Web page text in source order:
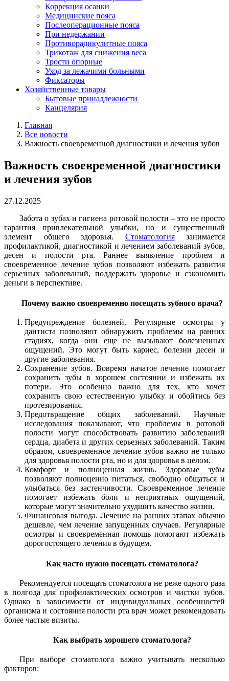
Коррекция осанки
Медицинские пояса
Послеоперационные пояса
При недержании
Противорадикулитные пояса
Трикотаж для снижения веса
Трости опорные
Уход за лежачими больными
Фиксаторы
Хозяйственные товары
Бытовые принадлежности
Канцелярия
Главная
Все новости
Важность своевременной диагностики и лечения зубов
Важность своевременной диагностики
и лечения зубов
27.12.2025
Забота о зубах и гигиена ротовой полости – это не просто
гарантия привлекательной улыбки, но и существенный
элемент общего здоровья. Стоматологиязанимается
профилактикой, диагностикой и лечением заболеваний зубов,
десен и полости рта. Раннее выявление проблем и
своевременное лечение зубов позволяют избежать развития
серьезных заболеваний, поддержать здоровье и сэкономить
деньги в перспективе.
Почему важно своевременно посещать зубного врача?
Предупреждение болезней. Регулярные осмотры у
дантиста позволяют обнаружить проблемы на ранних
стадиях, когда они еще не вызывают болезненных
ощущений. Это могут быть кариес, болезни десен и
другие заболевания.
Сохранение зубов. Вовремя начатое лечение помогает
сохранить зубы в хорошем состоянии и избежать их
потери. Это особенно важно для тех, кто хочет
сохранить свою естественную улыбку и обойтись без
протезирования.
Предотвращение общих заболеваний. Научные
исследования показывают, что проблемы в ротовой
полости могут способствовать развитию заболеваний
сердца, диабета и других серьезных заболеваний. Таким
образом, своевременное лечение зубов важно не только
для здоровья полости рта, но и для здоровья в целом.
Комфорт и полноценная жизнь. Здоровые зубы
позволяют полноценно питаться, свободно общаться и
улыбаться без застенчивости. Своевременное лечение
помогает избежать боли и неприятных ощущений,
которые могут значительно ухудшить качество жизни.
Финансовая выгода. Лечение на ранних этапах обычно
дешевле, чем лечение запущенных случаев. Регулярные
осмотры и своевременная помощь помогают избежать
дорогостоящего лечения в будущем.
Как часто нужно посещать стоматолога?
Рекомендуется посещать стоматолога не реже одного раза
в полгода для профилактических осмотров и чистки зубов.
Однако в зависимости от индивидуальных особенностей
организма и состояния полости рта врач может рекомендовать
более частые визиты.
Как выбрать хорошего стоматолога?
При выборе стоматолога важно учитывать несколько
факторов: